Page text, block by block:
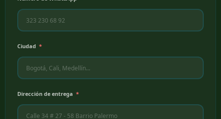
Ciudad
Dirección de entrega